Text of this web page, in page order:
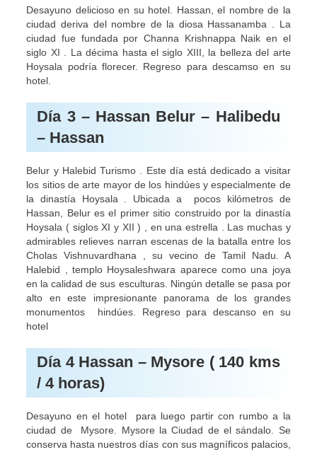
Desayuno delicioso en su hotel. Hassan, el nombre de la
ciudad deriva del nombre de la diosa Hassanamba . La
ciudad fue fundada por Channa Krishnappa Naik en el
siglo XI . La décima hasta el siglo XIII, la belleza del arte
Hoysala podría florecer. Regreso para descamso en su
hotel.
Día 3 – Hassan Belur – Halibedu
– Hassan
Belur y Halebid Turismo . Este día está dedicado a visitar
los sitios de arte mayor de los hindúes y especialmente de
la dinastía Hoysala . Ubicada a pocos kilómetros de
Hassan, Belur es el primer sitio construido por la dinastía
Hoysala ( siglos XI y XII ) , en una estrella . Las muchas y
admirables relieves narran escenas de la batalla entre los
Cholas Vishnuvardhana , su vecino de Tamil Nadu. A
Halebid , templo Hoysaleshwara aparece como una joya
en la calidad de sus esculturas. Ningún detalle se pasa por
alto en este impresionante panorama de los grandes
monumentos hindúes. Regreso para descanso en su
hotel
Día 4 Hassan – Mysore ( 140 kms
/ 4 horas)
Desayuno en el hotel para luego partir con rumbo a la
ciudad de Mysore. Mysore la Ciudad de el sándalo. Se
conserva hasta nuestros días con sus magníficos palacios,